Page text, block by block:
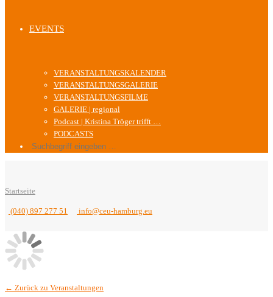
EVENTS
VERANSTALTUNGSKALENDER
VERANSTALTUNGSGALERIE
VERANSTALTUNGSFILME
GALERIE | regional
Podcast | Kristina Tröger trifft …
PODCASTS
Startseite
(040) 897 277 51 info@ceu-hamburg.eu
← Zurück zu Veranstaltungen